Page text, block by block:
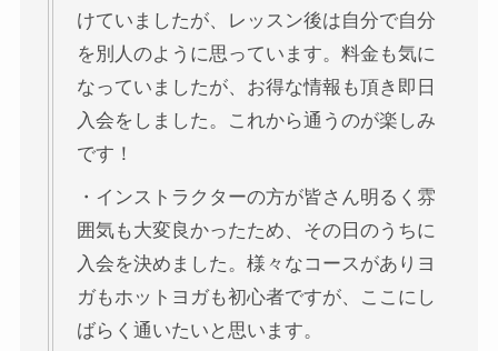
けていましたが、レッスン後は自分で自分
を別人のように思っています。料金も気に
なっていましたが、お得な情報も頂き即日
入会をしました。これから通うのが楽しみ
です！
・インストラクターの方が皆さん明るく雰
囲気も大変良かったため、その日のうちに
入会を決めました。様々なコースがありヨ
ガもホットヨガも初心者ですが、ここにし
ばらく通いたいと思います。